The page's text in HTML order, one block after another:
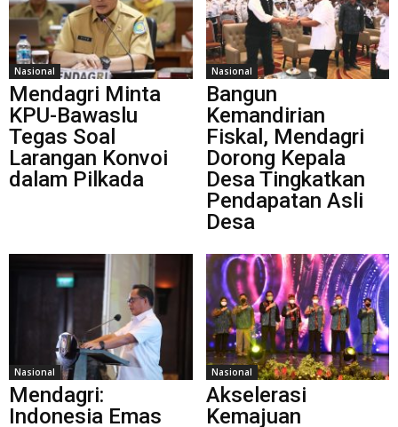
Nasional
Mendagri Minta
KPU-Bawaslu
Tegas Soal
Larangan Konvoi
dalam Pilkada
Nasional
Bangun
Kemandirian
Fiskal, Mendagri
Dorong Kepala
Desa Tingkatkan
Pendapatan Asli
Desa
Nasional
Mendagri:
Indonesia Emas
Nasional
Akselerasi
Kemajuan